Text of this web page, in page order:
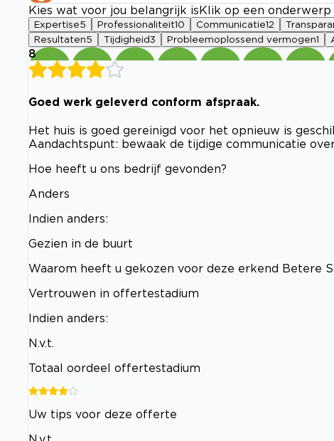
Kies wat voor jou belangrijk is Klik op een
Expertise5 Professionaliteit10 Communicatie12
Resultaten5 Tijdigheid3 Probleemoplossend vermogen1
8
Goed werk geleverd conform afspraak.
Het huis is goed gereinigd voor het opnieuw is
Aandachtspunt: bewaak de tijdige communicatie
Hoe heeft u ons bedrijf gevonden?
Anders
Indien anders:
Gezien in de buurt
Waarom heeft u gekozen voor deze erkend Betere
Vertrouwen in offertestadium
Indien anders:
N.v.t.
Totaal oordeel offertestadium
Uw tips voor deze offerte